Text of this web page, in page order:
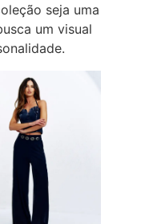
seja uma
um visual